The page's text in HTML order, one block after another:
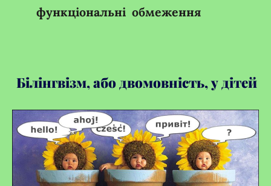
функціональні обмеження
Білінгвізм, або двомовність, у дітей